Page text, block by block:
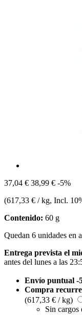
37,04 € 38,99 € -5%
(617,33 € / kg, Incl.
Contenido: 60 g
Quedan 6 unidades en
Entrega prevista el
antes del lunes a las
Envío puntual -
Compra
(617,33 € / kg)
Sin cargos